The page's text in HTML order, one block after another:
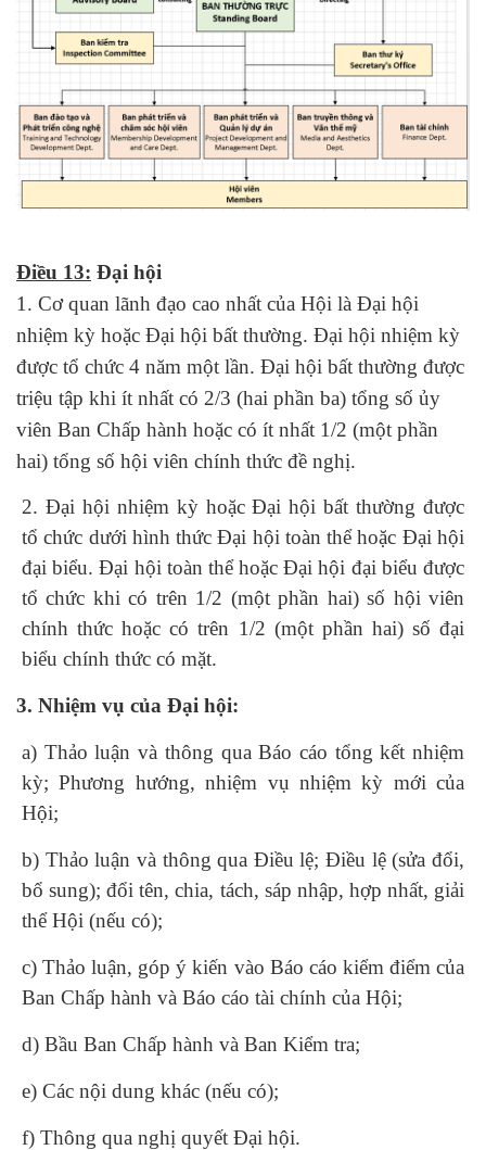
Điều 13: Đại hội
1. Cơ quan lãnh đạo cao nhất của Hội là Đại hội
nhiệm kỳ hoặc Đại hội bất thường. Đại hội nhiệm kỳ
được tổ chức 4 năm một lần. Đại hội bất thường được
triệu tập khi ít nhất có 2/3 (hai phần ba) tổng số ủy
viên Ban Chấp hành hoặc có ít nhất 1/2 (một phần
hai) tổng số hội viên chính thức đề nghị.
2. Đại hội nhiệm kỳ hoặc Đại hội bất thường được
tổ chức dưới hình thức Đại hội toàn thể hoặc Đại hội
đại biểu. Đại hội toàn thể hoặc Đại hội đại biểu được
tổ chức khi có trên 1/2 (một phần hai) số hội viên
chính thức hoặc có trên 1/2 (một phần hai) số đại
biểu chính thức có mặt.
3. Nhiệm vụ của Đại hội:
a) Thảo luận và thông qua Báo cáo tổng kết nhiệm
kỳ; Phương hướng, nhiệm vụ nhiệm kỳ mới của
Hội;
b) Thảo luận và thông qua Điều lệ; Điều lệ (sửa đổi,
bổ sung); đổi tên, chia, tách, sáp nhập, hợp nhất, giải
thể Hội (nếu có);
c) Thảo luận, góp ý kiến vào Báo cáo kiểm điểm của
Ban Chấp hành và Báo cáo tài chính của Hội;
d) Bầu Ban Chấp hành và Ban Kiểm tra;
e) Các nội dung khác (nếu có);
f) Thông qua nghị quyết Đại hội.